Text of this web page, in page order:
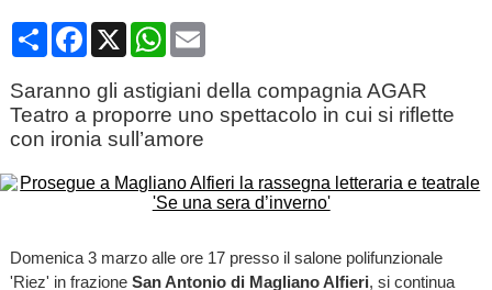
CondividiFacebook
X WhatsApp
Email
Saranno gli astigiani della compagnia AGAR
Teatro a proporre uno spettacolo in cui si riflette
con ironia sull’amore
Domenica 3 marzo alle ore 17 presso il salone polifunzionale
'Riez' in frazione San Antonio di Magliano Alfieri, si continua